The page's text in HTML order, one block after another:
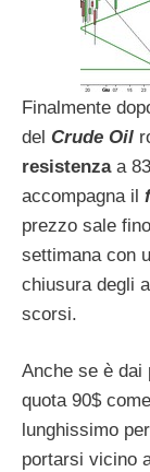
Finalmente
del Crude Oil
resistenza a
accompagna il
prezzo sale
settimana con
chiusura degli
scorsi.
Anche se è dai
quota 90$
lunghissimo
portarsi vicino